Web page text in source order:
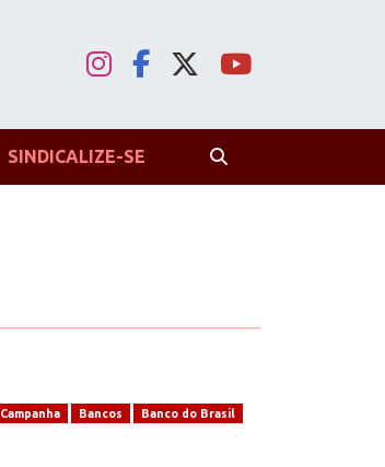
SINDICALIZE-SE
Campanha Bancos Banco do Brasil